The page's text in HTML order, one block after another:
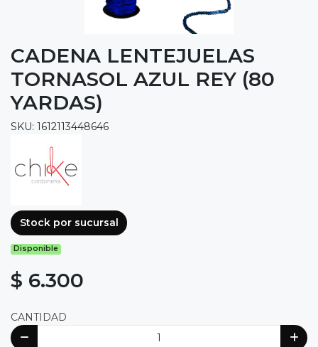
CADENA LENTEJUELAS
TORNASOL AZUL REY (80
YARDAS)
SKU: 1612113448646
Stock por sucursal
Disponible
$ 6.300
CANTIDAD